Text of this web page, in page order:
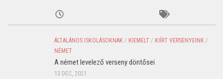
ÁLTALÁNOS ISKOLÁSOKNAK / KIEMELT / KIÍRT VERSENYEINK /
NÉMET
A német levelező verseny döntősei
13 DEC, 2021